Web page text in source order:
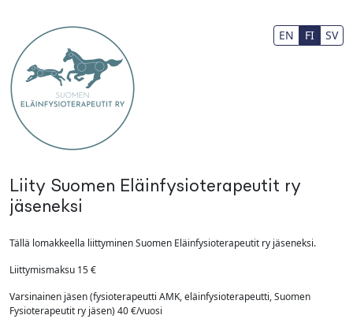
EN FI SV
Liity Suomen Eläinfysioterapeutit ry
jäseneksi
Tällä lomakkeella liittyminen Suomen Eläinfysioterapeutit ry jäseneksi.
Liittymismaksu 15 €
Varsinainen jäsen (fysioterapeutti AMK, eläinfysioterapeutti, Suomen
Fysioterapeutit ry jäsen) 40 €/vuosi
Fax Number